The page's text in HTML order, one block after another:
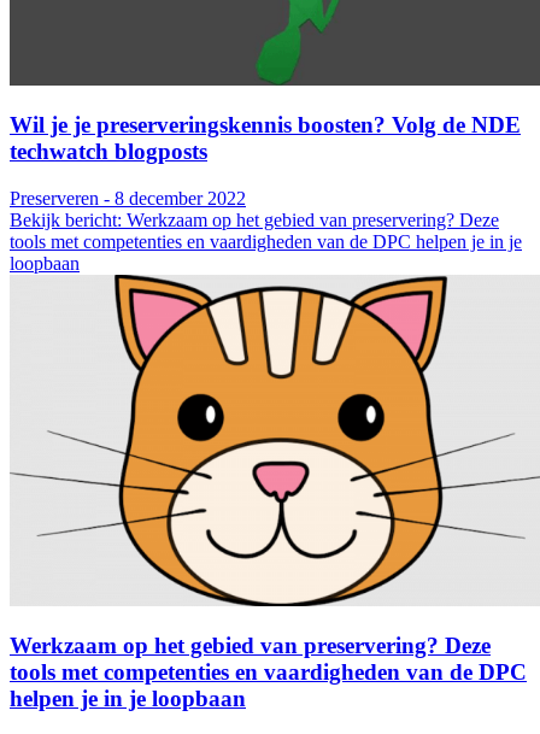
Wil je je preserveringskennis boosten? Volg de NDE
techwatch blogposts
Preserveren - 8 december 2022
Bekijk bericht: Werkzaam op het gebied van preservering? Deze
tools met competenties en vaardigheden van de DPC helpen je in je
loopbaan
Werkzaam op het gebied van preservering? Deze
tools met competenties en vaardigheden van de DPC
helpen je in je loopbaan